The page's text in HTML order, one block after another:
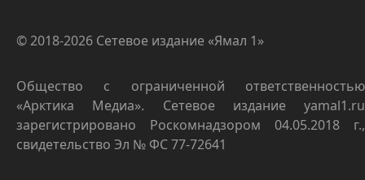
© 2018-2026 Сетевое издание «Ямал 1»
Общество с ограниченной ответственностью
«Арктика Медиа». Сетевое издание yamal1.ru
зарегистрировано Роскомнадзором 04.05.2018 г.,
свидетельство Эл № ФС 77-72641